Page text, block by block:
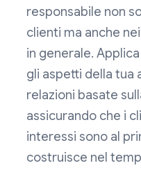
responsabile non
clienti ma anche
in generale.
gli aspetti della tua
relazioni basate
assicurando che i
interessi sono al
costruisce nel